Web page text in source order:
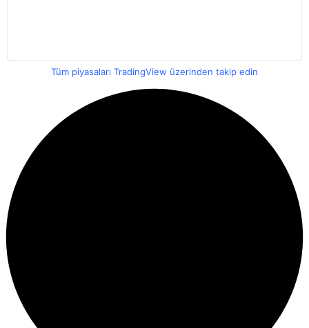
Tüm piyasaları TradingView üzerinden takip edin